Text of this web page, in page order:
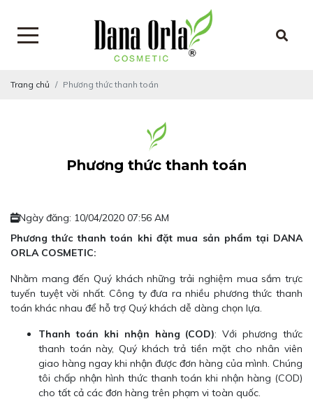
Trang chủ Phương thức thanh toán
Phương thức thanh toán
Ngày đăng: 10/04/2020 07:56 AM
Phương thức thanh toán khi đặt mua sản phẩm tại DANA
ORLA COSMETIC:
Nhằm mang đến Quý khách những trải nghiệm mua sắm trực
tuyến tuyệt vời nhất. Công ty đưa ra nhiều phương thức thanh
toán khác nhau để hỗ trợ Quý khách dễ dàng chọn lựa.
Thanh toán khi nhận hàng (COD): Với phương thức
thanh toán này, Quý khách trả tiền mặt cho nhân viên
giao hàng ngay khi nhận được đơn hàng của mình. Chúng
tôi chấp nhận hình thức thanh toán khi nhận hàng (COD)
cho tất cả các đơn hàng trên phạm vi toàn quốc.